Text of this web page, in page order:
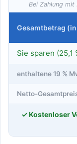
Bei Zahlung
Gesamtbetrag
Sie sparen
enthaltene 19 %
Netto-
✓ Kostenloser